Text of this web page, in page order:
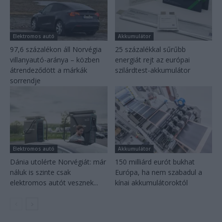
Elektromos autó
97,6 százalékon áll Norvégia
villanyautó-aránya – közben
átrendeződött a márkák
sorrendje
Akkumulátor
25 százalékkal sűrűbb
energiát rejt az európai
szilárdtest-akkumulátor
Elektromos autó
Dánia utolérte Norvégiát: már
náluk is szinte csak
elektromos autót vesznek...
Akkumulátor
150 milliárd eurót bukhat
Európa, ha nem szabadul a
kínai akkumulátoroktól